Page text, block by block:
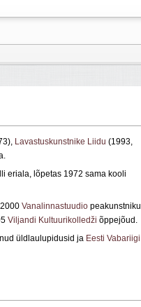
Lavastuskunstnike Liidu (1993,
eriala, lõpetas 1972 sama kooli
Vanalinnastuudio peakunstniku
Viljandi Kultuurikolledži õppejõud.
üldlaulupidusid ja Eesti Vabariigi